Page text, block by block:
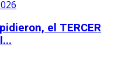
el TERCER